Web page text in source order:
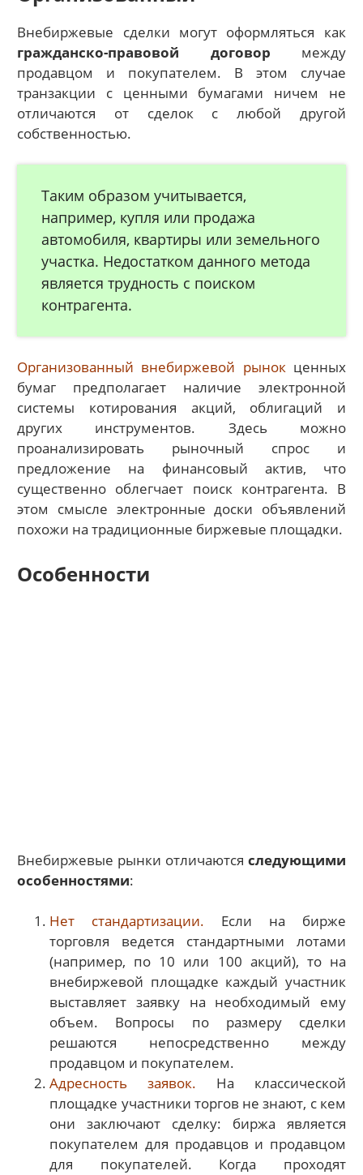
Внебиржевые сделки могут оформляться как
гражданско-правовой договор между
продавцом и покупателем. В этом случае
транзакции с ценными бумагами ничем не
отличаются от сделок с любой другой
собственностью.
Таким образом учитывается,
например, купля или продажа
автомобиля, квартиры или земельного
участка. Недостатком данного метода
является трудность с поиском
контрагента.
Организованный внебиржевой рынокценных
бумаг предполагает наличие электронной
системы котирования акций, облигаций и
других инструментов. Здесь можно
проанализировать рыночный спрос и
предложение на финансовый актив, что
существенно облегчает поиск контрагента. В
этом смысле электронные доски объявлений
похожи на традиционные биржевые площадки.
Особенности
Внебиржевые рынки отличаются следующими
особенностями:
Нет стандартизации. Если на бирже
торговля ведется стандартными лотами
(например, по 10 или 100 акций), то на
внебиржевой площадке каждый участник
выставляет заявку на необходимый ему
объем. Вопросы по размеру сделки
решаются непосредственно между
продавцом и покупателем.
Адресность заявок. На классической
площадке участники торгов не знают, с кем
они заключают сделку: биржа является
покупателем для продавцов и продавцом
для покупателей. Когда проходят